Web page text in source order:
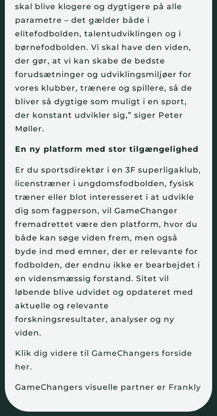
skal blive klogere og dygtigere på alle
parametre – det gælder både i
elitefodbolden, talentudviklingen og i
børnefodbolden. Vi skal have den viden,
der gør, at vi kan skabe de bedste
forudsætninger og udviklingsmiljøer for
vores klubber, trænere og spillere, så de
bliver så dygtige som muligt i en sport,
der konstant udvikler sig,” siger Peter
Møller.
En ny platform med stor tilgængelighed
Er du sportsdirektør i en 3F superligaklub,
licenstræner i ungdomsfodbolden, fysisk
træner eller blot interesseret i at udvikle
dig som fagperson, vil GameChanger
fremadrettet være den platform, hvor du
både kan søge viden frem, men også
byde ind med emner, der er relevante for
fodbolden, der endnu ikke er bearbejdet i
en vidensmæssig forstand. Sitet vil
løbende blive udvidet og opdateret med
aktuelle og relevante
forskningsresultater, analyser og ny
viden.
Klik dig videre til GameChangers forside
her.
GameChangers visuelle partner er Frankly